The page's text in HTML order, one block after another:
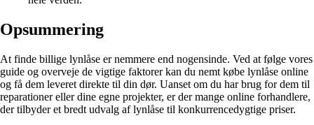
Opsummering
At finde billige lynlåse er nemmere end nogensinde. Ved at følge vores
guide og overveje de vigtige faktorer kan du nemt købe lynlåse online
og få dem leveret direkte til din dør. Uanset om du har brug for dem til
reparationer eller dine egne projekter, er der mange online forhandlere,
der tilbyder et bredt udvalg af lynlåse til konkurrencedygtige priser.